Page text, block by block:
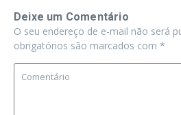
Deixe um Comentário
O seu endereço de e-mail não será
obrigatórios são marcados com *